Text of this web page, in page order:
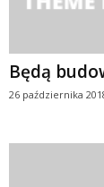
Będą
26 października